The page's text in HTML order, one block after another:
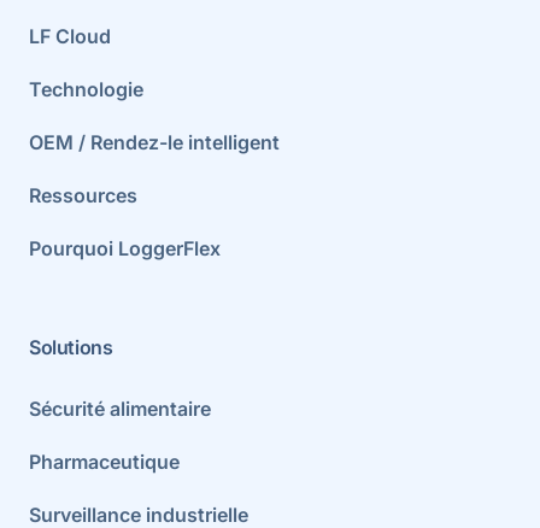
LF Cloud
Technologie
OEM / Rendez-le intelligent
Ressources
Pourquoi LoggerFlex
Solutions
Sécurité alimentaire
Pharmaceutique
Surveillance industrielle